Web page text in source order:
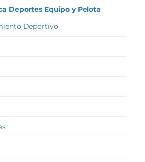
Deportes Equipo y Pelota
Deportivo